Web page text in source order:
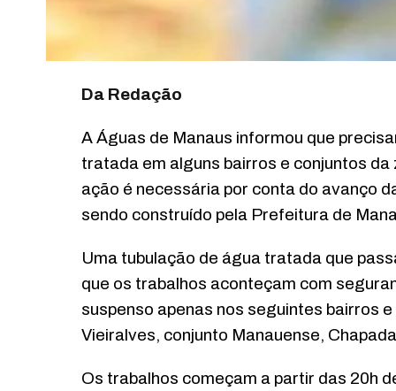
Da Redação
A Águas de Manaus informou que
tratada em alguns bairros e conjuntos
ação é necessária por conta do avanço
sendo construído pela Prefeitura de
Uma tubulação de água tratada que
que os trabalhos aconteçam com
suspenso apenas nos seguintes bairros
Vieiralves, conjunto Manauense,
Os trabalhos começam a partir das 20h